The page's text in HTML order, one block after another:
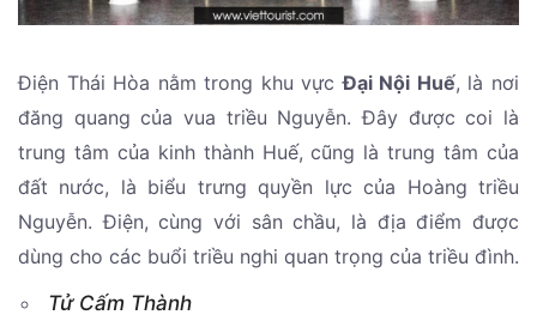
Điện Thái Hòa nằm trong khu vựcĐại Nội Huế, là nơi
đăng quang của vua triều Nguyễn. Đây được coi là
trung tâm của kinh thành Huế, cũng là trung tâm của
đất nước, là biểu trưng quyền lực của Hoàng triều
Nguyễn. Điện, cùng với sân chầu, là địa điểm được
dùng cho các buổi triều nghi quan trọng của triều đình.
Tử Cấm Thành